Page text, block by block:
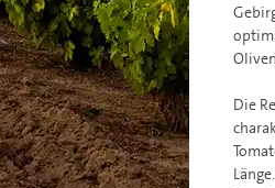
Die